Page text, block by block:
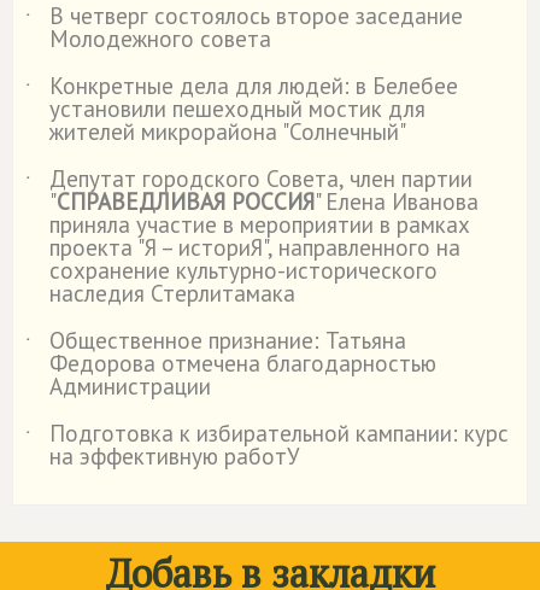
˙ В четверг состоялось второе заседание
Молодежного совета
˙
Конкретные дела для людей: в Белебее
установили пешеходный мостик для
жителей микрорайона "Солнечный"
˙
Депутат городского Совета, член партии
"СПРАВЕДЛИВАЯ РОССИЯ" Елена Иванова
приняла участие в мероприятии в рамках
проекта "Я – историЯ", направленного на
сохранение культурно-исторического
наследия Стерлитамака
˙
Общественное признание: Татьяна
Федорова отмечена благодарностью
Администрации
˙
Подготовка к избирательной кампании: курс
на эффективную работУ
Добавь в закладки